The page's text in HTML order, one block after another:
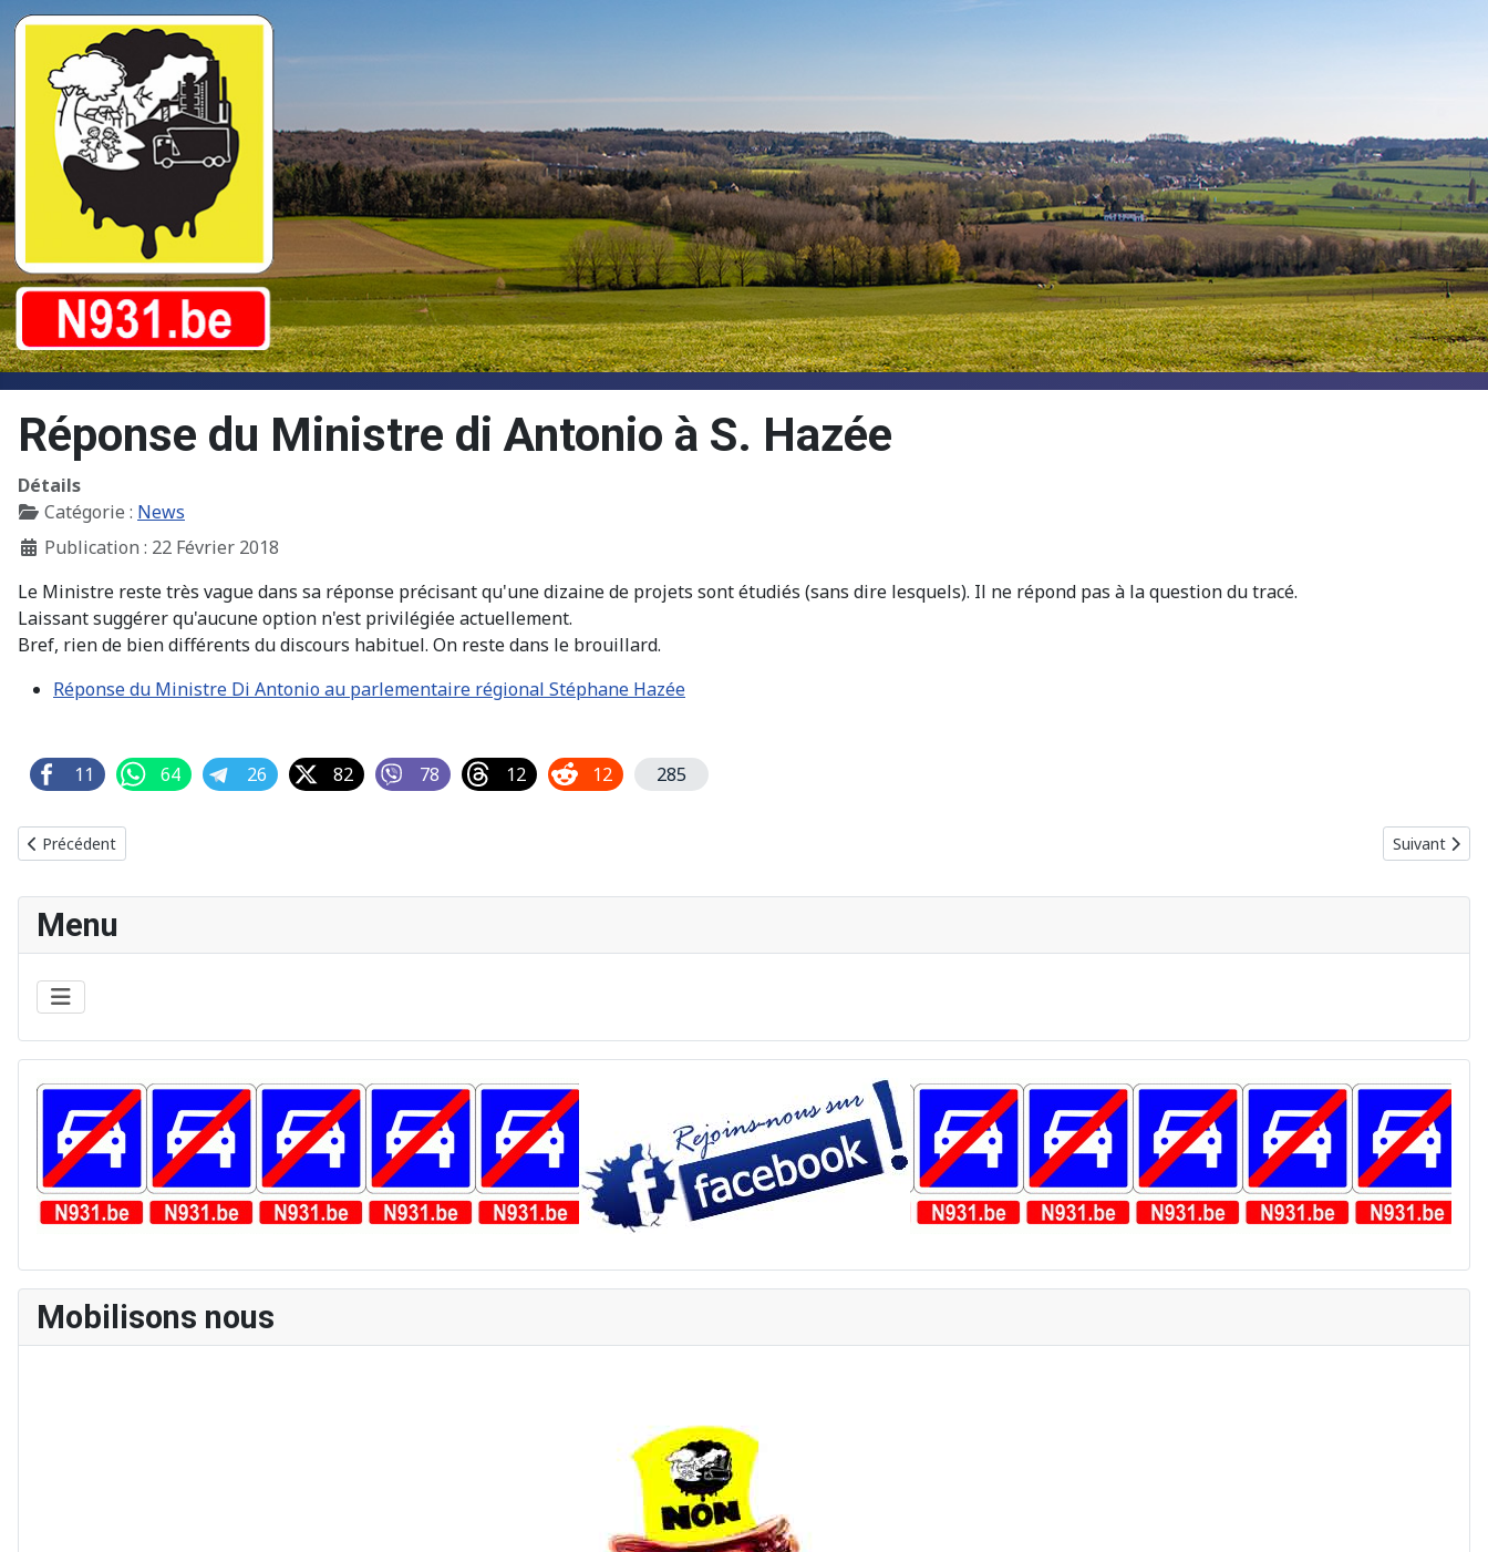
Réponse du Ministre di Antonio à S. Hazée
Détails
Catégorie : News
Publication : 22 Février 2018
Le Ministre reste très vague dans sa réponse précisant qu'une dizaine de projets sont étudiés (sans dire lesquels). Il ne répond pas à la question du tracé.
Laissant suggérer qu'aucune option n'est privilégiée actuellement.
Bref, rien de bien différents du discours habituel. On reste dans le brouillard.
Réponse du Ministre Di Antonio au parlementaire régional Stéphane Hazée
11 64 26 82 78 12 12 285
Article précédent : Et la fête continue
Précédent Article
Suivant
Menu
Mobilisons nous